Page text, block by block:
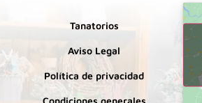
Tanatorios
Aviso Legal
Política de privacidad
Condiciones generales